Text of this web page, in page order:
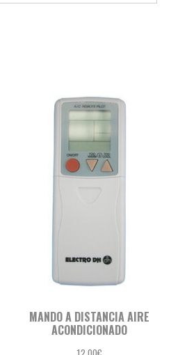
MANDO A DISTANCIA AIRE
ACONDICIONADO